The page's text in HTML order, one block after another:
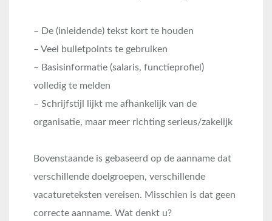
– De (inleidende) tekst kort te houden
– Veel bulletpoints te gebruiken
– Basisinformatie (salaris, functieprofiel)
volledig te melden
– Schrijfstijl lijkt me afhankelijk van de
organisatie, maar meer richting serieus/zakelijk
Bovenstaande is gebaseerd op de aanname dat
verschillende doelgroepen, verschillende
vacatureteksten vereisen. Misschien is dat geen
correcte aanname. Wat denkt u?